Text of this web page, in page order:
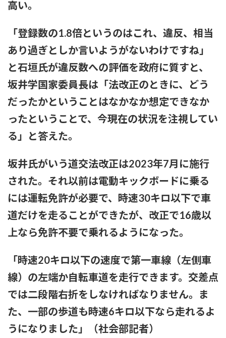
いい」★3
【結論】やっぱロリ巨乳キャラが1番抜ける
【いろいろと？】ミルクボーイ「ある人」からの謝罪に他にい
ると言われることに
本日の｢FNS歌謡祭｣のタイムテーブルがコチラ！！！【乃木坂
46】
【苦言】あいみょん、「私が乳出してるみたいな画像…AIや
で、きもすぎ」一力両断
高い。
「登録数の1.8倍というのはこれ、違反、相当
あり過ぎとしか言いようがないわけですね」
と石垣氏が違反数への評価を政府に質すと、
坂井学国家委員長は「法改正のときに、どう
だったかということはなかなか想定できなか
ったということで、今現在の状況を注視してい
る」と答えた。
坂井氏がいう道交法改正は2023年7月に施行
された。それ以前は電動キックボードに乗る
には運転免許が必要で、時速30キロ以下で車
道だけを走ることができたが、改正で16歳以
上なら免許不要で乗れるようになった。
「時速20キロ以下の速度で第一車線（左側車
線）の左端か自転車道を走行できます。交差点
では二段階右折をしなければなりません。ま
た、一部の歩道も時速6キロ以下なら走れるよ
うになりました」（社会部記者）